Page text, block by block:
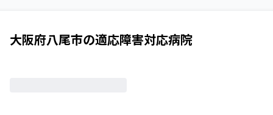
大阪府八尾市の適応障害対応病院